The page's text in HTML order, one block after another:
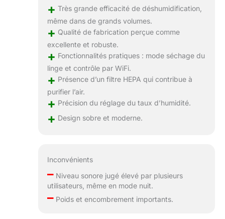
+ Très grande efficacité de déshumidification,
même dans de grands volumes.
+ Qualité de fabrication perçue comme
excellente et robuste.
+ Fonctionnalités pratiques : mode séchage du
linge et contrôle par WiFi.
+ Présence d’un filtre HEPA qui contribue à
purifier l’air.
+ Précision du réglage du taux d’humidité.
+ Design sobre et moderne.
Inconvénients
–Niveau sonore jugé élevé par plusieurs
utilisateurs, même en mode nuit.
–Poids et encombrement importants.